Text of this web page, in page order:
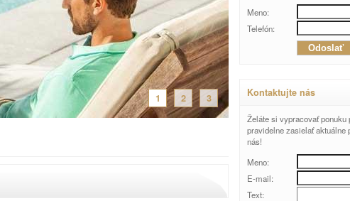
1 2 3
Meno:
Telefón:
Kontaktujte nás
Želáte si vypracovať ponuku
pravidelne zasielať aktuálne
nás!
Meno:
E-mail:
Text: